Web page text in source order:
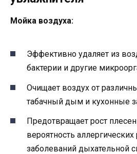
Мойка воздуха:
Эффективно удаляет из
бактерии и другие
Очищает воздух от
табачный дым и кухонные
Предотвращает рост
вероятность
заболеваний дыхательной